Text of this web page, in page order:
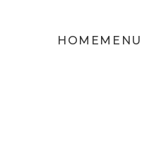
HOME MENU